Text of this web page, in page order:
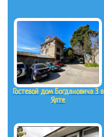
Гостевой дом Богдановича 3 в
Ялте